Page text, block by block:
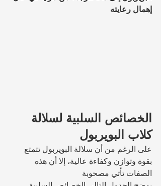
إهمال رعايته
الخصائص السلبية لسلالة
كلاب البويربول
على الرغم من أن سلالة البويربول تتمتع
بقوة وتوازن وكفاءة عالية، إلا أن هذه
الصفات تأتي مصحوبة